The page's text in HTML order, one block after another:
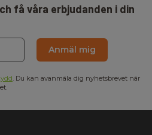
få våra erbjudanden i din
Anmäl mig
. Du kan avanmäla dig nyhetsbrevet när